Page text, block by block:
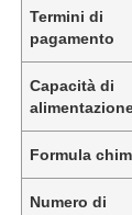
Termini di
pagamento
Capacità di
Formula
Numero di